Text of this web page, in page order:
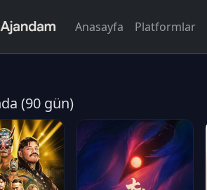
Anasayfa Platformlar
(90 gün)